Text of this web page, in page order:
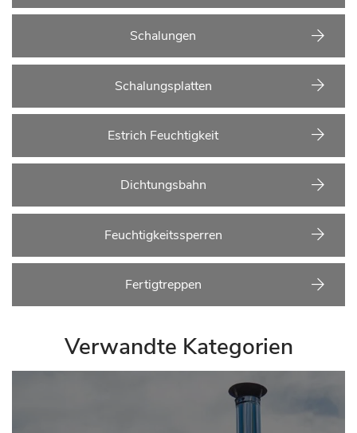
Schalungen
Schalungsplatten
Estrich Feuchtigkeit
Dichtungsbahn
Feuchtigkeitssperren
Fertigtreppen
Verwandte Kategorien